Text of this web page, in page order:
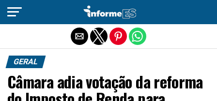
GERAL
Câmara adia votação da reforma
Sair da versão mobile